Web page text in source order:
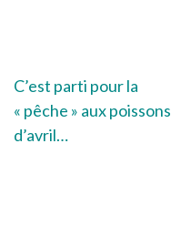
Navigation
de
C’est parti pour la
« pêche » aux poissons
d’avril…